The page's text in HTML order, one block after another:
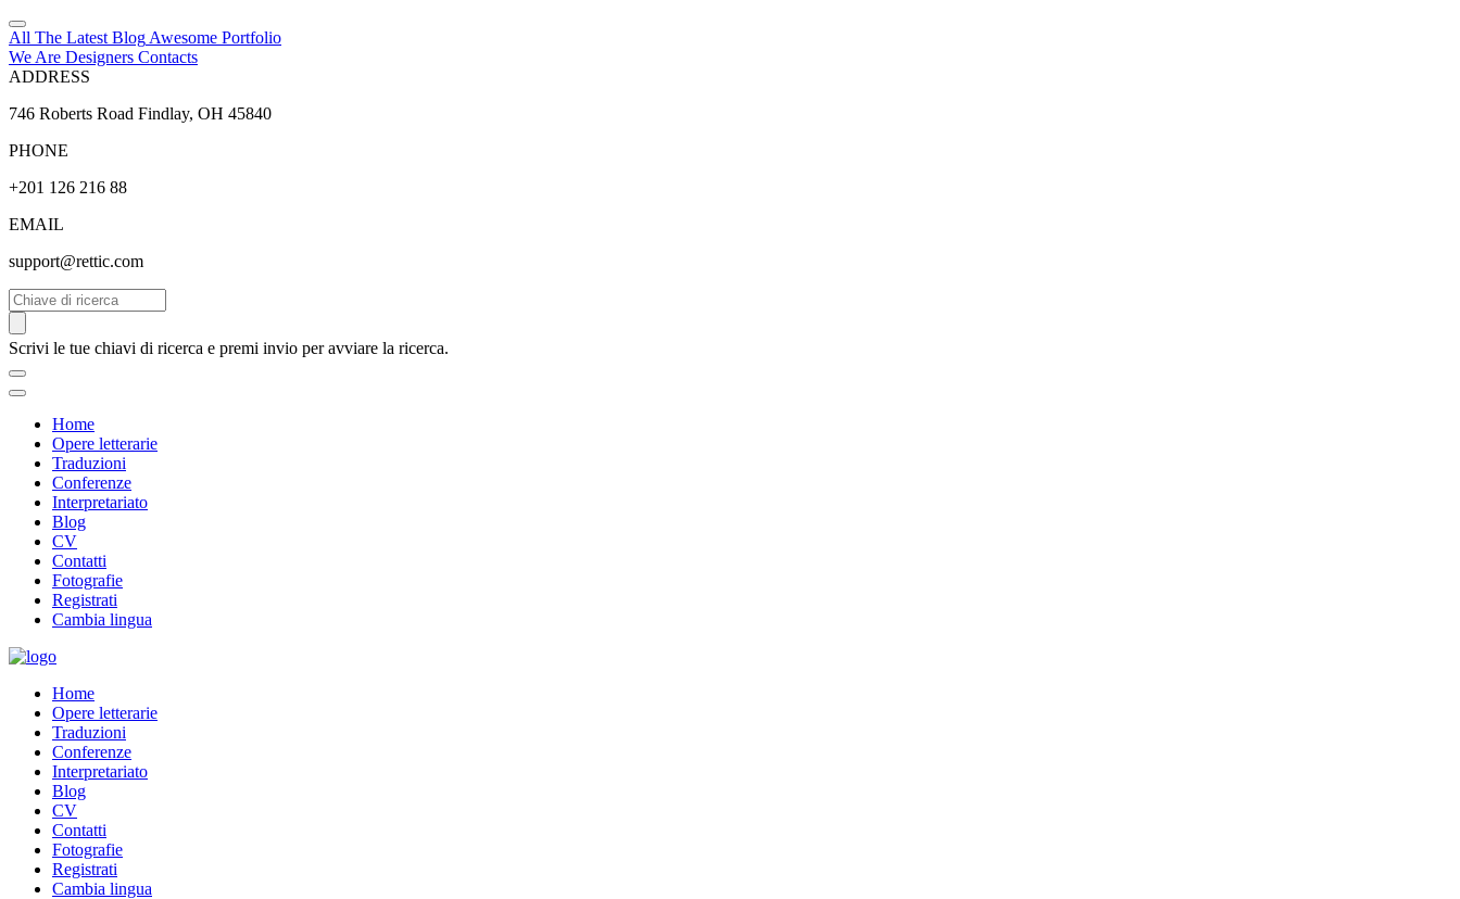
All The Latest Blog Awesome Portfolio
We Are Designers Contacts
ADDRESS
746 Roberts Road Findlay, OH 45840
PHONE
+201 126 216 88
EMAIL
support@rettic.com
Cerca
Scrivi le tue chiavi di ricerca e premi invio per avviare la ricerca.
Home
Opere letterarie
Traduzioni
Conferenze
Interpretariato
Blog
CV
Contatti
Fotografie
Registrati
Cambia lingua
Home
Opere letterarie
Traduzioni
Conferenze
Interpretariato
Blog
CV
Contatti
Fotografie
Registrati
Cambia lingua